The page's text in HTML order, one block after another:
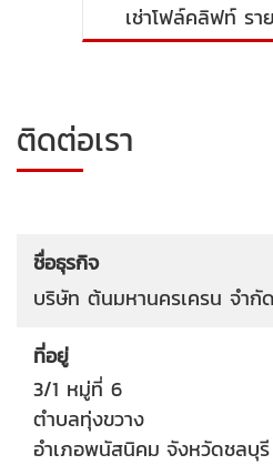
เช่าโฟล์คลิฟท์ รา
ติดต่อเรา
ชื่อธุรกิจ
บริษัท ต้นมหานครเครน จำกัด
ที่อยู่
3/1 หมู่ที่ 6
ตำบลทุ่งขวาง
อำเภอพนัสนิคม จังหวัดชลบุรี